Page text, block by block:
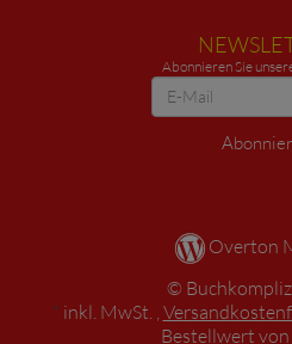
Abonnieren Sie
Overton
* inkl. MwSt. ,
Bestellwert von